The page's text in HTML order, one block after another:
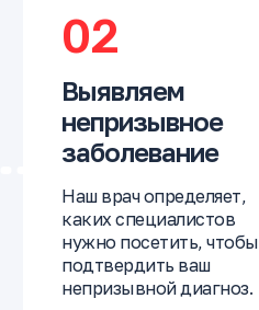
02
Выявляем
непризывное
заболевание
Наш врач определяет,
каких специалистов
нужно посетить, чтобы
подтвердить ваш
непризывной диагноз.